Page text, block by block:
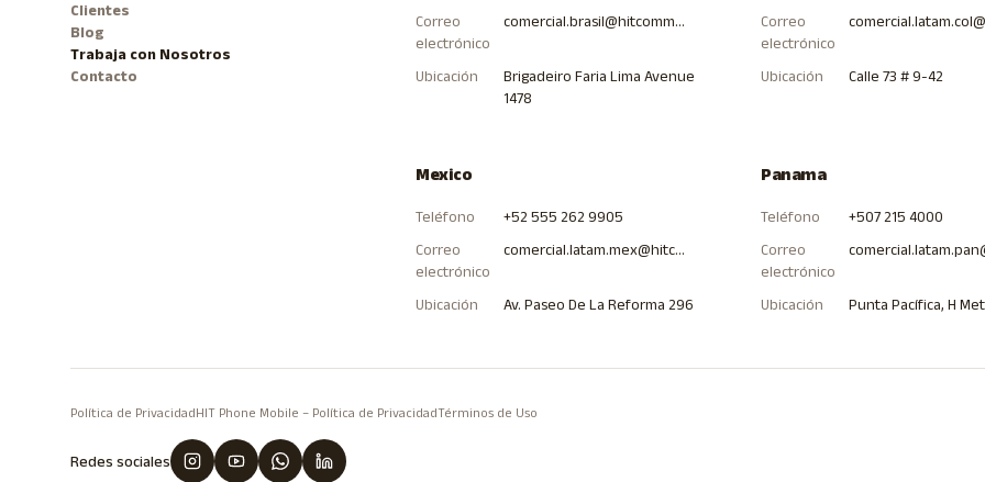
Clientes
Blog
Trabaja con Nosotros
Contacto
Correo
electrónico
comercial.brasil@hitcommunications.com
Ubicación
Brigadeiro Faria Lima Avenue
1478
Correo
electrónico
Ubicación Calle 73 # 9-42
Mexico
Teléfono
+52 555 262 9905
Correo
electrónico
comercial.latam.mex@hitcommunications.com
Ubicación Av. Paseo De La Reforma 296
Panama
Teléfono
+507 215 4000
Correo
electrónico
Ubicación Punta Pacífica, H
Política de PrivacidadHIT Phone Mobile – Política de PrivacidadTérminos de Uso
Redes sociales